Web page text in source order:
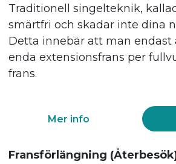
Traditionell singelteknik,
smärtfri och skadar inte dina
Detta innebär att man endast
enda extensionsfrans per
frans.
Mer info
Fransförlängning